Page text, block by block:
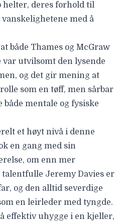
helter, deres forhold til
med å
både Thames og McGraw
var utvilsomt den lysende
og det gir mening at
som en tøff, men sårbar
mentale og fysiske
et høyt nivå i denne
en gang med sin
om enn mer
talentfulle Jeremy Davies er
og den alltid severdige
en leirleder med tyngde.
effektiv uhygge i en kjeller,